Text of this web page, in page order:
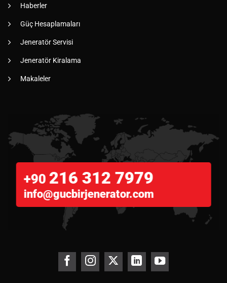
Haberler
Güç Hesaplamaları
Jeneratör Servisi
Jeneratör Kiralama
Makaleler
+90 216 312 7979
info@gucbirjenerator.com